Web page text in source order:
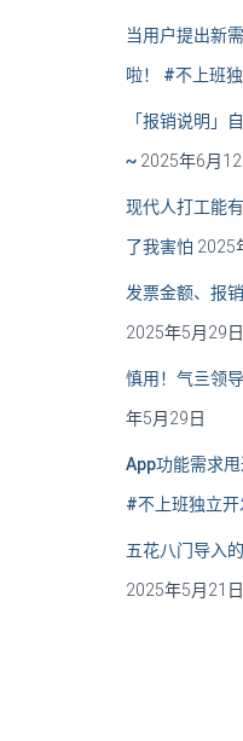
当用户提出新
啦！ #不上班
「报销说明」
~ 2025年6月12
现代人打工能
了我害怕 2025
发票金额、报
2025年5月29日
慎用！气亖领
年5月29日
App功能需求
#不上班独立开
五花八门导入
2025年5月21日